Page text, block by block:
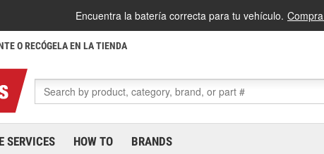
Encuentra la batería correcta para tu vehículo.
O RECÓGELA EN LA TIENDA
SERVICES HOW TO BRANDS